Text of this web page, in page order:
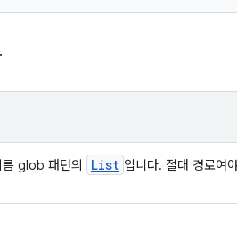
름 glob 패턴의 List 입니다. 절대 경로여